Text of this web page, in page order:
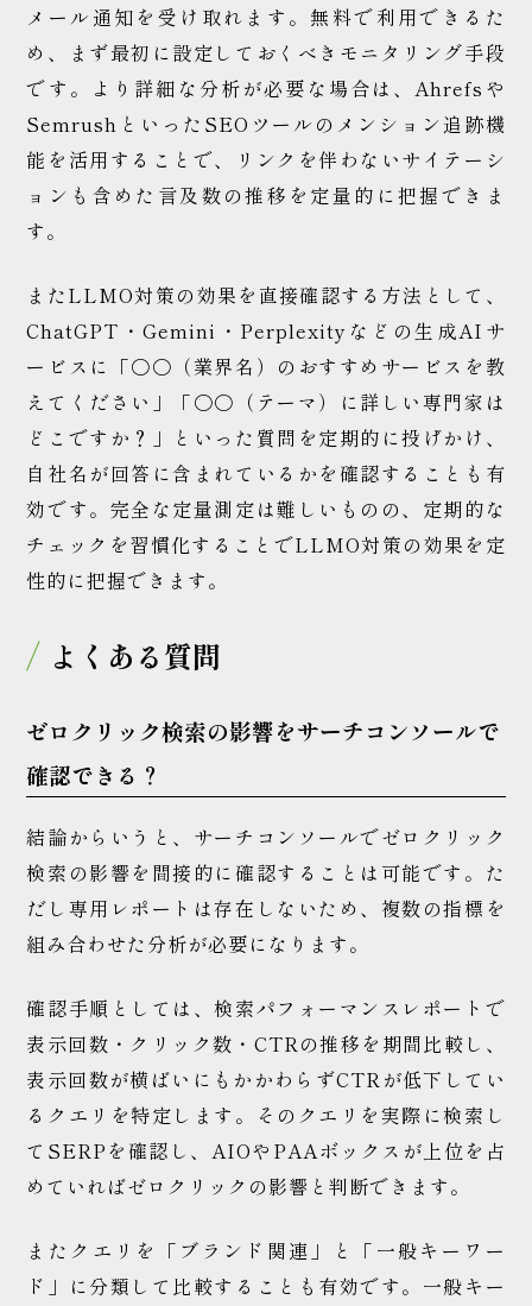
メール通知を受け取れます。無料で利用できるた
め、まず最初に設定しておくべきモニタリング手段
です。より詳細な分析が必要な場合は、Ahrefsや
SemrushといったSEOツールのメンション追跡機
能を活用することで、リンクを伴わないサイテーシ
ョンも含めた言及数の推移を定量的に把握できま
す。
またLLMO対策の効果を直接確認する方法として、
ChatGPT・Gemini・Perplexityなどの生成AIサ
ービスに「〇〇（業界名）のおすすめサービスを教
えてください」「〇〇（テーマ）に詳しい専門家は
どこですか？」といった質問を定期的に投げかけ、
自社名が回答に含まれているかを確認することも有
効です。完全な定量測定は難しいものの、定期的な
チェックを習慣化することでLLMO対策の効果を定
性的に把握できます。
よくある質問
ゼロクリック検索の影響をサーチコンソールで
確認できる？
結論からいうと、サーチコンソールでゼロクリック
検索の影響を間接的に確認することは可能です。た
だし専用レポートは存在しないため、複数の指標を
組み合わせた分析が必要になります。
確認手順としては、検索パフォーマンスレポートで
表示回数・クリック数・CTRの推移を期間比較し、
表示回数が横ばいにもかかわらずCTRが低下してい
るクエリを特定します。そのクエリを実際に検索し
てSERPを確認し、AIOやPAAボックスが上位を占
めていればゼロクリックの影響と判断できます。
またクエリを「ブランド関連」と「一般キーワー
ド」に分類して比較することも有効です。一般キー